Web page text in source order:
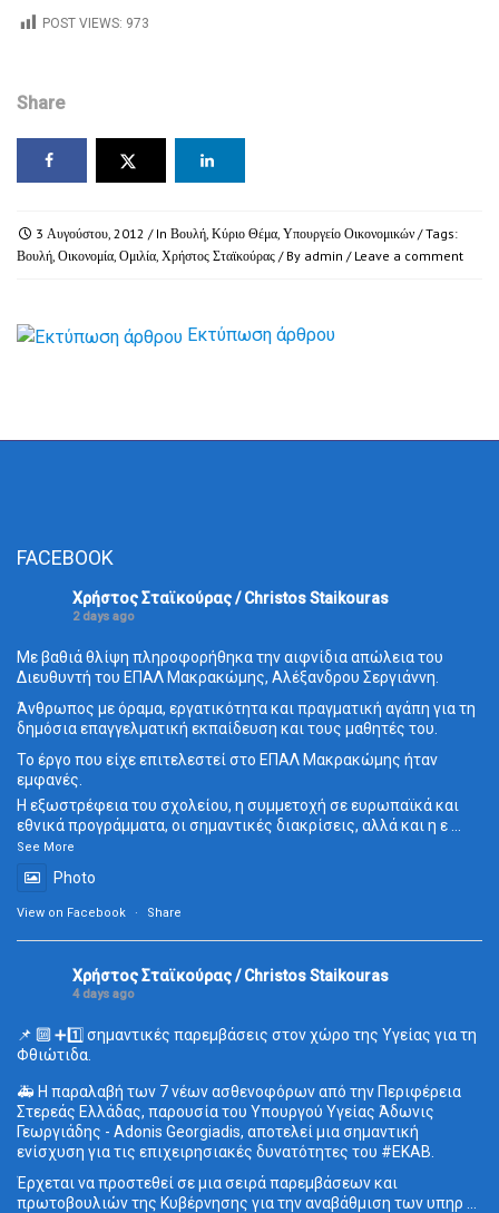
POST VIEWS: 973
Share
3 Αυγούστου, 2012 / In Βουλή, Κύριο Θέμα, Υπουργείο Οικονομικών / Tags:
Βουλή, Οικονομία, Ομιλία, Χρήστος Σταϊκούρας / By admin / Leave a comment
Εκτύπωση άρθρου
FACEBOOK
Χρήστος Σταϊκούρας / Christos Staikouras
2 days ago
Με βαθιά θλίψη πληροφορήθηκα την αιφνίδια απώλεια του
Διευθυντή του ΕΠΑΛ Μακρακώμης, Αλέξανδρου Σεργιάννη.
Άνθρωπος με όραμα, εργατικότητα και πραγματική αγάπη για τη
δημόσια επαγγελματική εκπαίδευση και τους μαθητές του.
Το έργο που είχε επιτελεστεί στο ΕΠΑΛ Μακρακώμης ήταν
εμφανές.
Η εξωστρέφεια του σχολείου, η συμμετοχή σε ευρωπαϊκά και
εθνικά προγράμματα, οι σημαντικές διακρίσεις, αλλά και η ε
See More
Photo
View on Facebook · Share
Χρήστος Σταϊκούρας / Christos Staikouras
4 days ago
📌 🔟 ➕1️⃣ σημαντικές παρεμβάσεις στον χώρο της Υγείας για τη
Φθιώτιδα.
🚑 Η παραλαβή των 7 νέων ασθενοφόρων από την Περιφέρεια
Στερεάς Ελλάδας, παρουσία του Υπουργού Υγείας Άδωνις
Γεωργιάδης - Adonis Georgiadis, αποτελεί μια σημαντική
ενίσχυση για τις επιχειρησιακές δυνατότητες του #ΕΚΑΒ
Έρχεται να προστεθεί σε μια σειρά παρεμβάσεων και
πρωτοβουλιών της Κυβέρνησης για την αναβάθμιση των υπηρ